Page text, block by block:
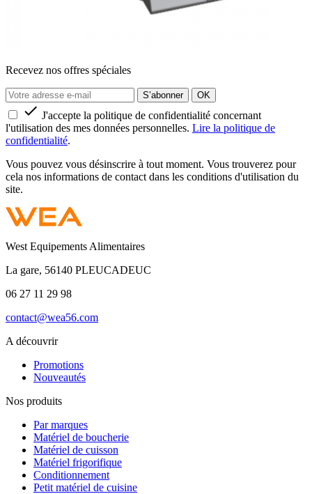
Recevez nos offres spéciales
 J'accepte la politique de confidentialité concernant
l'utilisation des mes données personnelles. Lire la politique de
confidentialité.
Vous pouvez vous désinscrire à tout moment. Vous trouverez pour
cela nos informations de contact dans les conditions d'utilisation du
site.
West Equipements Alimentaires
La gare, 56140 PLEUCADEUC
06 27 11 29 98
contact@wea56.com
A découvrir
Promotions
Nouveautés
Nos produits
Par marques
Matériel de boucherie
Matériel de cuisson
Matériel frigorifique
Conditionnement
Petit matériel de cuisine